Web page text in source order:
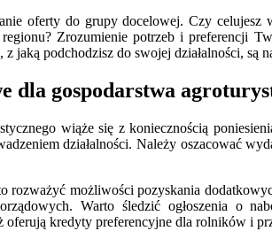
oferty do grupy docelowej. Czy celujesz
Zrozumienie potrzeb i preferencji
z jaką podchodzisz do swojej działalności, są
dla gospodarstwa
wiąże się z koniecznością
działalności. Należy oszacować
rozważyć możliwości pozyskania
Warto śledzić ogłoszenia o
oferują kredyty preferencyjne dla rolników i